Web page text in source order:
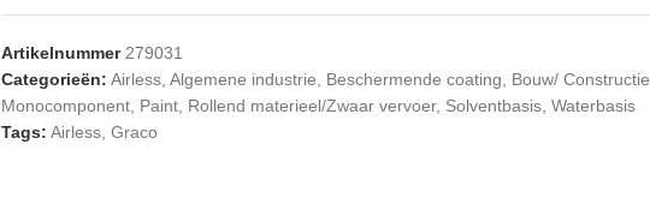
Artikelnummer 279031
Categorieën: Airless Algemene industrie Beschermende coating Bouw/ Constructie
Monocomponent Paint Rollend materieel/Zwaar vervoer, Solventbasis Waterbasis
Tags: Airless Graco